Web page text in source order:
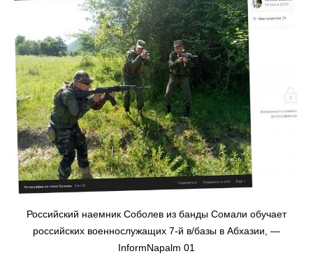
Российский наемник Соболев из банды Сомали обучает
российских военнослужащих 7-й в/базы в Абхазии, —
InformNapalm 01